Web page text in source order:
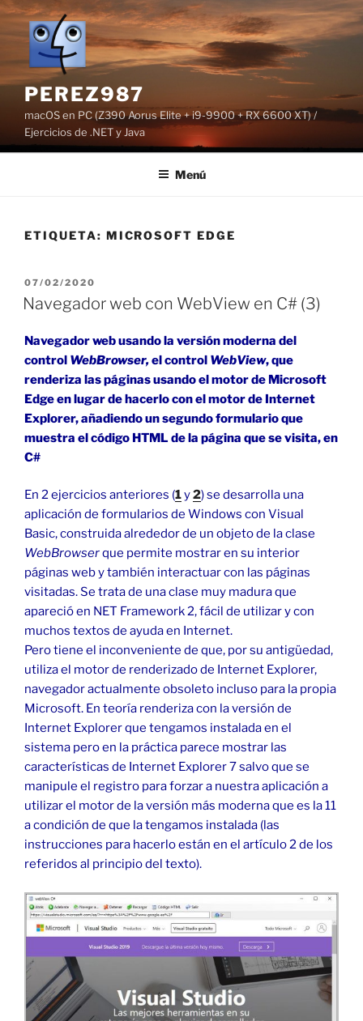
Saltar
contenido
PEREZ987
macOS en PC (Z390 Aorus Elite + i9-9900 + RX 6600 XT) /
Ejercicios de .NET y Java
Menú
ETIQUETA: MICROSOFT EDGE
PUBLICADO
EL
07/02/2020
Navegador web con WebView en C# (3)
Navegador web usando la versión moderna del
control WebBrowser,el control WebView, que
renderiza las páginas usando el motor de Microsoft
Edge en lugar de hacerlo con el motor de Internet
Explorer, añadiendo un segundo formulario que
muestra el código HTML de la página que se visita, en
C#
En 2 ejercicios anteriores (1y2) se desarrolla una
aplicación de formularios de Windows con Visual
Basic, construida alrededor de un objeto de la clase
WebBrowserque permite mostrar en su interior
páginas web y también interactuar con las páginas
visitadas. Se trata de una clase muy madura que
apareció en NET Framework 2, fácil de utilizar y con
muchos textos de ayuda en Internet.
Pero tiene el inconveniente de que, por su antigüedad,
utiliza el motor de renderizado de Internet Explorer,
navegador actualmente obsoleto incluso para la propia
Microsoft. En teoría renderiza con la versión de
Internet Explorer que tengamos instalada en el
sistema pero en la práctica parece mostrar las
características de Internet Explorer 7 salvo que se
manipule el registro para forzar a nuestra aplicación a
utilizar el motor de la versión más moderna que es la 11
a condición de que la tengamos instalada (las
instrucciones para hacerlo están en el artículo 2 de los
referidos al principio del texto).